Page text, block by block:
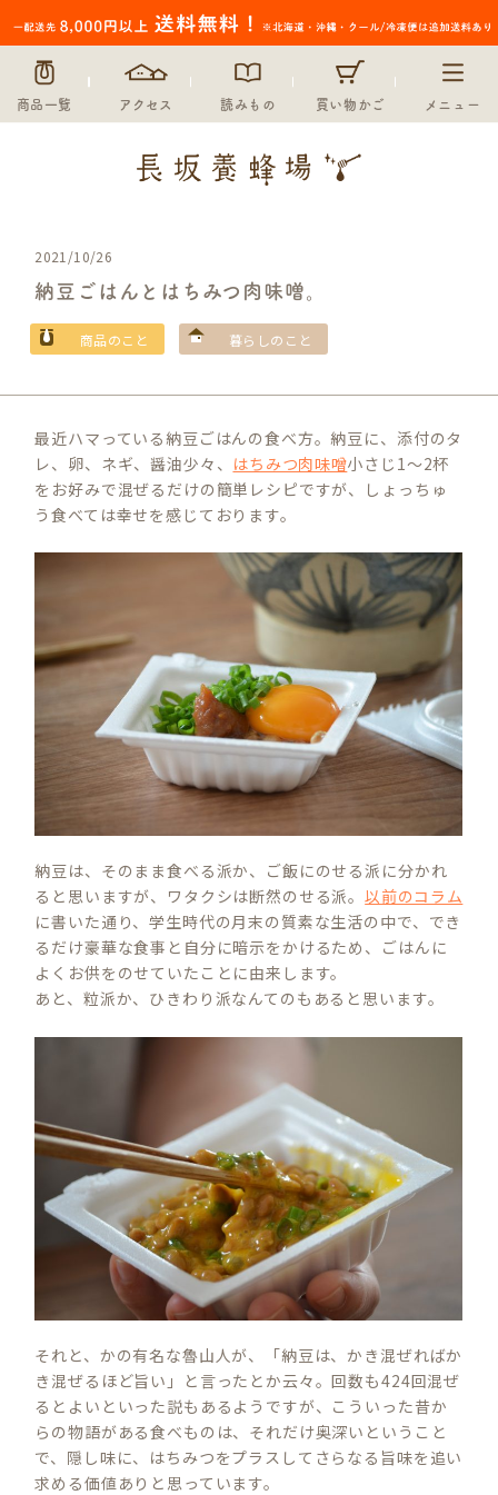
商品一覧 アクセス 読みもの 買い物かご メニュー
2021/10/26
納豆ごはんとはちみつ肉味噌。
商品のこと 暮らしのこと
最近ハマっている納豆ごはんの食べ方。納豆に、添付のタ
レ、卵、ネギ、醤油少々、 はちみつ肉味噌小さじ1～2杯
をお好みで混ぜるだけの簡単レシピですが、しょっちゅ
う食べては幸せを感じております。
納豆は、そのまま食べる派か、ご飯にのせる派に分かれ
ると思いますが、ワタクシは断然のせる派。以前のコラム
に書いた通り、学生時代の月末の質素な生活の中で、でき
るだけ豪華な食事と自分に暗示をかけるため、ごはんに
よくお供をのせていたことに由来します。
あと、粒派か、ひきわり派なんてのもあると思います。
それと、かの有名な魯山人が、「納豆は、かき混ぜればか
き混ぜるほど旨い」と言ったとか云々。回数も424回混ぜ
るとよいといった説もあるようですが、こういった昔か
らの物語がある食べものは、それだけ奥深いということ
で、隠し味に、はちみつをプラスしてさらなる旨味を追い
求める価値ありと思っています。